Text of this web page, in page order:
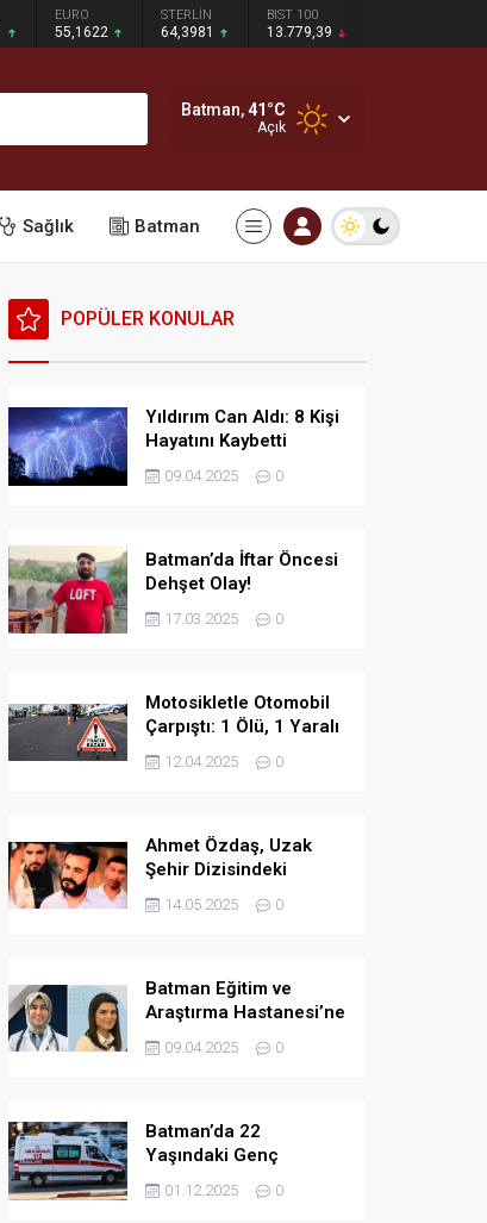
EURO
55,1622
STERLİN
64,3981
BIST 100
13.779,39
Batman,41°C
Açık
Sağlık Batman
POPÜLER KONULAR
Yıldırım Can Aldı: 8 Kişi
Hayatını Kaybetti
09.04.2025 0
Batman’da İftar Öncesi
Dehşet Olay!
17.03.2025 0
Motosikletle Otomobil
Çarpıştı: 1 Ölü, 1 Yaralı
12.04.2025 0
Ahmet Özdaş, Uzak
Şehir Dizisindeki
Performansıyla Beğeni
Topladı
14.05.2025 0
Batman Eğitim ve
Araştırma Hastanesi’ne
İki Yeni Uzman Hekim
09.04.2025 0
Batman’da 22
Yaşındaki Genç
Yaşamına Son Verdi
01.12.2025 0